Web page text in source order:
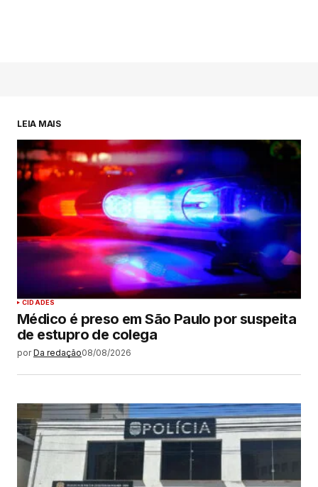
LEIA MAIS
CIDADES
Médico é preso em São Paulo por suspeita
de estupro de colega
por Da redação08/08/2026